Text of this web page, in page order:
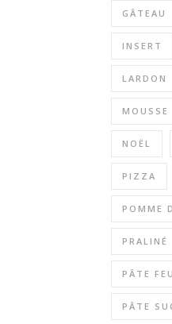
GÂTEAU
INSERT
LARDON
MOUSSE
NOËL
PIZZA
POMME
PRALINÉ
PÂTE
PÂTE